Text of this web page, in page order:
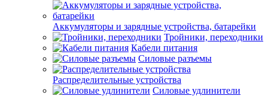
Аккумуляторы и зарядные устройства, батарейки
Тройники, переходники
Кабели питания
Силовые разъемы
Распределительные устройства
Силовые удлинители